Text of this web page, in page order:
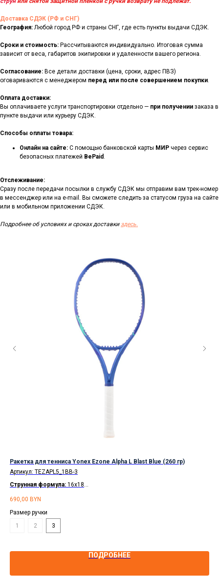
Доставка СДЭК (РФ и СНГ)
География: Любой город РФ и страны СНГ, где есть пункты выдачи СДЭК.
Сроки и стоимость: Рассчитываются индивидуально. Итоговая сумма
зависит от веса, габаритов экипировки и удаленности вашего региона.
Согласование: Все детали доставки (цена, сроки, адрес ПВЗ)
оговариваются с менеджером перед или после совершением покупки.
Оплата доставки:
Вы оплачиваете услуги транспортировки отдельно — при получении заказа в
пункте выдачи или курьеру СДЭК.
Способы оплаты товара:
Онлайн на сайте: С помощью банковской карты МИР через сервис
безопасных платежей BePaid.
Отслеживание:
Сразу после передачи посылки в службу СДЭК мы отправим вам трек-номер
в мессенджер или на e-mail. Вы сможете следить за статусом груза на сайте
или в мобильном приложении СДЭК.
Подробнее об условиях и сроках доставки здесь.
Ракетка для тенниса Yonex Ezone Alpha L Blast Blue (260 гр)
Артикул: TEZAPL5_1BB-3
Струнная формула: 16x18
Рассрочка
690,00 BYN
Размер ручки
1
2 3
ПОДРОБНЕЕ